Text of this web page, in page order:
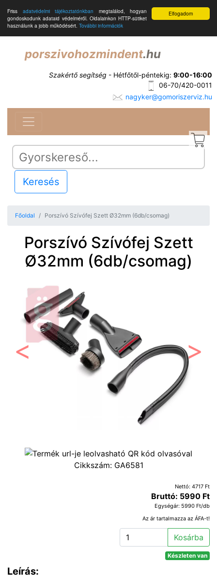
Elfogadom
Friss adatvédelmi tájékoztatónkban megtalálod, hogyan
gondoskodunk adataid védelméről. Oldalainkon HTTP-sütiket
használunk a jobb működésért. További információk
porszivohozmindent.hu
Szakértő segítség - Hétfőtől-péntekig: 9:00-16:00
06-70/420-0011
nagyker@gomoriszerviz.hu
Keresés
Főoldal Porszívó Szívófej Szett Ø32mm (6db/csomag)
Porszívó Szívófej Szett
Ø32mm (6db/csomag)
Előző
Cikkszám: GA6581
Nettó: 4717 Ft
Bruttó: 5990 Ft
Egységár: 5990 Ft/db
Az ár tartalmazza az ÁFA-t!
Kosárba
Készleten van
Leírás: